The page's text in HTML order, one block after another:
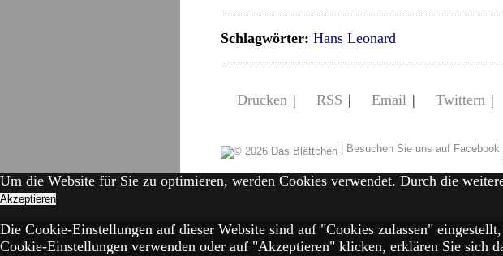
Schlagwörter: Hans Leonard
Drucken | RSS | Email | Twittern |
| Besuchen Sie uns auf Facebook
Um die Website für Sie zu optimieren, werden Cookies verwendet. Durch die
Akzeptieren
Die Cookie-Einstellungen auf dieser Website sind auf "Cookies zulassen"
Cookie-Einstellungen verwenden oder auf "Akzeptieren" klicken, erklären Sie sich